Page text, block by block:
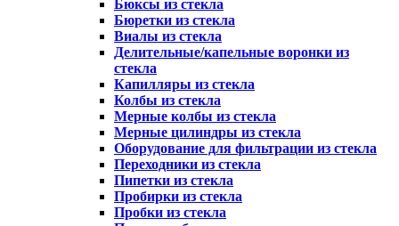
Бюксы из стекла
Бюретки из стекла
Виалы из стекла
Делительные/капельные воронки из
стекла
Капилляры из стекла
Колбы из стекла
Мерные колбы из стекла
Мерные цилиндры из стекла
Оборудование для фильтрации из стекла
Переходники из стекла
Пипетки из стекла
Пробирки из стекла
Пробки из стекла